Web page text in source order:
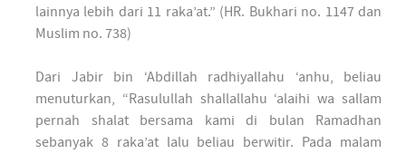
lainnya lebih dari 11 raka’at.” (HR. Bukhari no. 1147 dan
Muslim no. 738)
Dari Jabir bin ‘Abdillah radhiyallahu ‘anhu, beliau
menuturkan, “Rasulullah shallallahu ‘alaihi wa sallam
pernah shalat bersama kami di bulan Ramadhan
sebanyak 8 raka’at lalu beliau berwitir. Pada malam